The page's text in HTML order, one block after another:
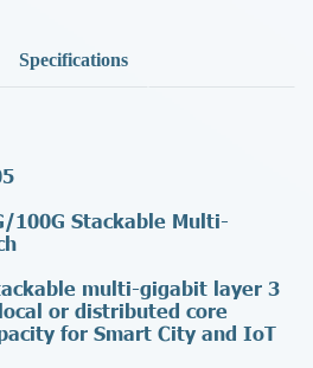
Specifications
100G Stackable Multi-
multi-gigabit layer 3
or distributed core
for Smart City and IoT